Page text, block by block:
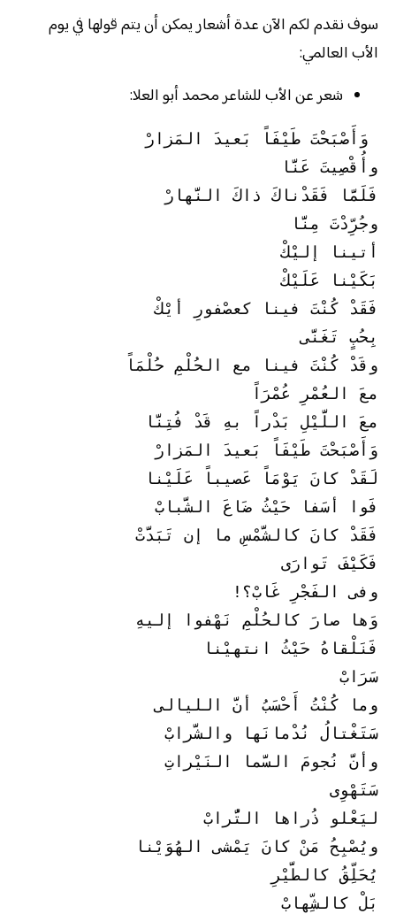
سوف نقدم لكم الآن عدة أشعار يمكن أن يتم قولها في يوم
الأب العالمي:
شعر عن الأب للشاعر محمد أبو العلا:
وأُقْصِيتَ عَنَّا
فَلَمَّا فَقَدْناكَ ذاكَ النَّهارْ
وجُرِّدْتَ مِنَّا
أتينا إليْكْ
بَكَيْنا عَلَيْكْ
فَقَدْ كُنْتَ فينا كعصْفورِ أيْكْ
بِحُبٍ تَغَنَّى
وقَدْ كُنْتَ فينا مع الحُلْمِ حُلْمَاً
معَ العُمْرِ عُمْرَاً
معَ اللَّيْلِ بَدْراً بهِ قَدْ فُتِنَّا
وَأَصْبَحْتَ طَيْفَاً بَعيدَ المَزارْ
لَقَدْ كانَ يَوْمَاً عَصيباً عَلَيْنا
فَوا أسَفا حَيْثُ ضَاعَ الشَّبابْ
فَقَدْ كانَ كالشَّمْسِ ما إن تَبَدَّتْ
فَكَيْفَ تَوارَى
وفى الفَجْرِ غَابْ؟!
وَها صارَ كالحُلْمِ نَهْفوا إليهِ
فَنَلْقاهُ حَيْثُ انتهيْنا
سَرَابْ
وما كُنْتُ أَحْسَبُ أنَّ الليالى
سَتَغْتالُ نُدْمانَها والشَّرابْ
وأنَّ نُجومَ السَّما النَيْراتِ
سَتَهْوِى
ليَعْلو ذُراها التُّرابْ
ويُصْبِحُ مَنْ كانَ يَمْشى الهُوَيْنا
يُحَلِّقُ كالطَّيْرِ
بَلْ كالشِّهابْ